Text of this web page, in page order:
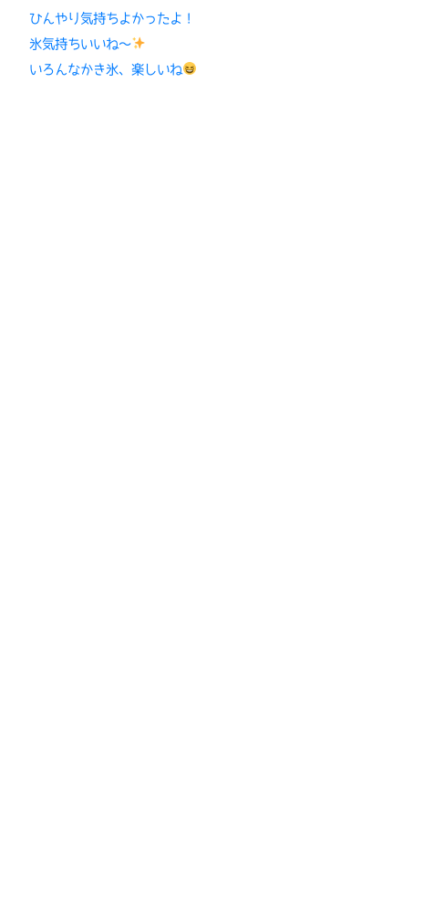
ひんやり気持ちよかったよ！
氷気持ちいいね〜
いろんなかき氷、楽しいね